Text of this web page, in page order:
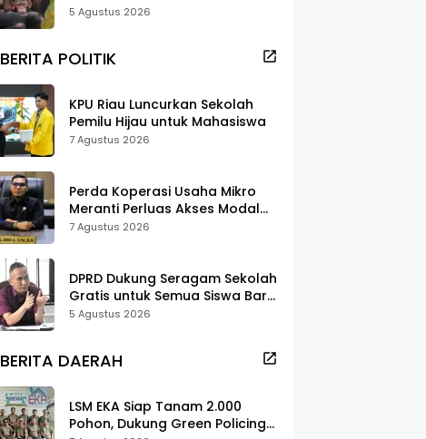
Korban, DPKP Bantah Video
5 Agustus 2026
BERITA POLITIK
KPU Riau Luncurkan Sekolah
Pemilu Hijau untuk Mahasiswa
7 Agustus 2026
Perda Koperasi Usaha Mikro
Meranti Perluas Akses Modal
dan Pasar
7 Agustus 2026
DPRD Dukung Seragam Sekolah
Gratis untuk Semua Siswa Baru,
Minta Rehab Sekolah Jangan
5 Agustus 2026
BERITA DAERAH
LSM EKA Siap Tanam 2.000
Pohon, Dukung Green Policing